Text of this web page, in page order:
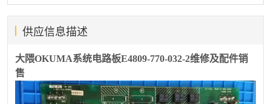
供应信息描述
大隈OKUMA系统电路板E4809-770-032-2维修及配件销
售